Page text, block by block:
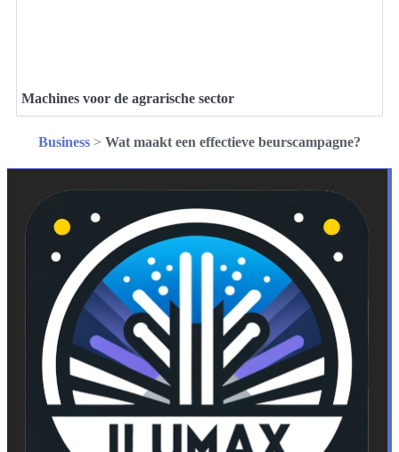
Machines voor de agrarische sector
Business > Wat maakt een effectieve beurscampagne?